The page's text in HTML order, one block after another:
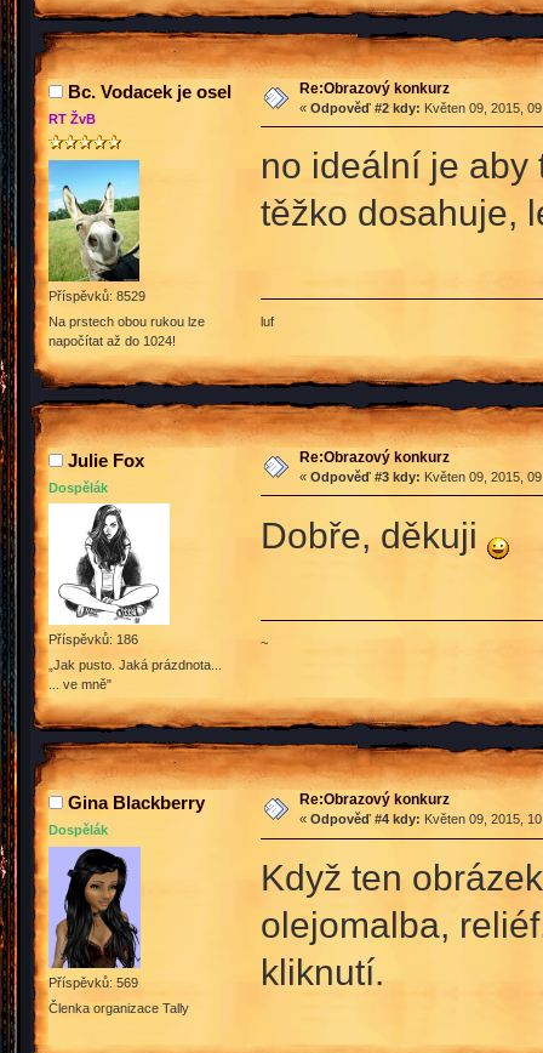
Bc. Vodacek je osel
RT ŽvB
Příspěvků: 8529
Na prstech obou rukou lze
napočítat až do 1024!
Re:Obrazový konkurz
« Odpověď #2 kdy: Květen 09, 2015,
no ideální je aby
těžko dosahuje,
luf
Julie Fox
Dospělák
Příspěvků: 186
„Jak pusto. Jaká prázdnota...
... ve mně"
Re:Obrazový konkurz
« Odpověď #3 kdy: Květen 09, 2015,
Dobře, děkuji
~
Gina Blackberry
Dospělák
Příspěvků: 569
Členka organizace Tally
Re:Obrazový konkurz
« Odpověď #4 kdy: Květen 09, 2015,
Když ten
olejomalba,
kliknutí.